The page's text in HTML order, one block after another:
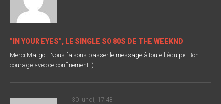
"IN YOUR EYES", LE SINGLE SO 80S DE THE WEEKND
Merci Margot, Nous faisons passer le message à toute l'équipe. Bon
courage avec ce confinement :)
30 lundi, 17:48